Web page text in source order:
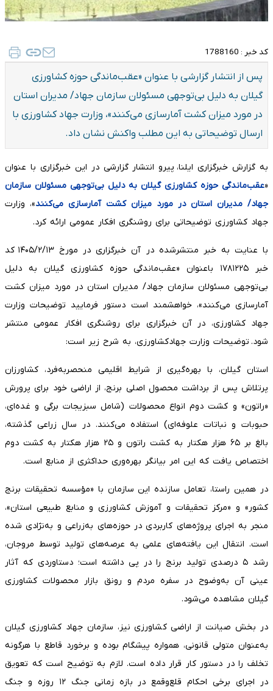
کد خبر : 1788160
پس از انتشار گزارشی با عنوان «عقب‌ماندگی حوزه کشاورزی
گیلان به دلیل بی‌توجهی مسئولان سازمان جهاد/ مدیران استان
در مورد میزان کشت آمارسازی می‌کنند»، وزارت جهاد کشاورزی با
ارسال توضیحاتی به این مطلب واکنش نشان داد.
به گزارش خبرگزاری ایلنا، پیرو انتشار گزارشی در این خبرگزاری با عنوان
«عقب‌ماندگی حوزه کشاورزی گیلان به دلیل بی‌توجهی مسئولان سازمان
جهاد/ مدیران استان در مورد میزان کشت آمارسازی می‌کنند»، وزارت
جهاد کشاورزی توضیحاتی برای روشنگری افکار عمومی ارائه کرد.
با عنایت به خبر منتشرشده در آن خبرگزاری در مورخ
۱۴۰۵/۲/۱۳ کد
خبر ۱۷۸۱۲۲۵ باعنوان «عقب‌ماندگی حوزه کشاورزی گیلان به دلیل
بی‌توجهی مسئولان سازمان جهاد/ مدیران استان در مورد میزان کشت
آمارسازی می‌کنند»، خواهشمند است دستور فرمایید توضیحات وزارت
جهاد کشاورزی، در آن خبرگزاری برای روشنگری افکار عمومی منتشر
شود. توضیحات وزارت جهادکشاورزی، به شرح زیر است:
استان گیلان، با بهره‌گیری از شرایط اقلیمی منحصر‌به‌فرد، کشاورزان
پرتلاش پس از برداشت محصول اصلی برنج، از اراضی خود برای پرورش
«راتون» و کشت دوم انواع محصولات (شامل سبزیجات برگی و غده‌ای،
حبوبات و نباتات علوفه‌ای) استفاده می‌کنند. در سال زراعی گذشته،
بالغ بر ۶۵ هزار هکتار به کشت راتون و ۲۵ هزار هکتار به کشت دوم
اختصاص یافت که این امر بیانگر بهره‌وری حداکثری از منابع است.
در همین راستا، تعامل سازنده این سازمان با «مؤسسه تحقیقات برنج
کشور» و «مرکز تحقیقات و آموزش کشاورزی و منابع طبیعی استان»،
منجر به اجرای پروژه‌های کاربردی در حوزه‌های به‌زراعی و به‌نژادی شده
است. انتقال این یافته‌های علمی به عرصه‌های تولید توسط مروجان،
رشد ۵ درصدی تولید برنج را در پی داشته است؛ دستاوردی که آثار
عینی آن به‌وضوح در سفره مردم و رونق بازار محصولات کشاورزی
گیلان مشاهده می‌شود.
در بخش صیانت از اراضی کشاورزی نیز، سازمان جهاد کشاورزی گیلان
به‌عنوان متولی قانونی، همواره پیشگام بوده و برخورد قاطع با هرگونه
تخلف را در دستور کار قرار داده است. لازم به توضیح است که تعویق
در اجرای برخی احکام قلع‌وقمع در بازه زمانی جنگ ۱۲ روزه و جنگ